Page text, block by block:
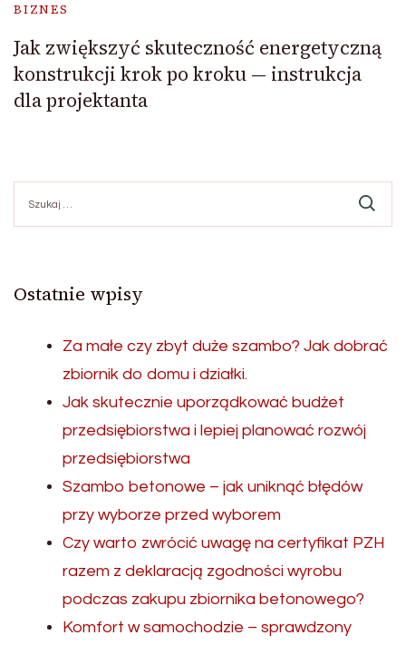
BIZNES
Jak zwiększyć skuteczność energetyczną
konstrukcji krok po kroku — instrukcja
dla projektanta
Ostatnie wpisy
Za małe czy zbyt duże szambo? Jak dobrać
zbiornik do domu i działki.
Jak skutecznie uporządkować budżet
przedsiębiorstwa i lepiej planować rozwój
przedsiębiorstwa
Szambo betonowe – jak uniknąć błędów
przy wyborze przed wyborem
Czy warto zwrócić uwagę na certyfikat PZH
razem z deklaracją zgodności wyrobu
podczas zakupu zbiornika betonowego?
Komfort w samochodzie – sprawdzony